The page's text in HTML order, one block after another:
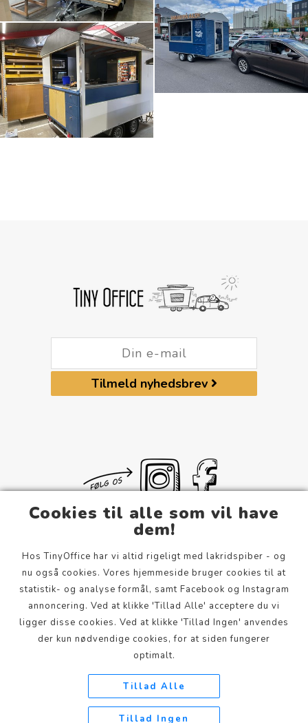
Tilmeld nyhedsbrev
Om Os
Privatlivspolitik
Jægergårdsgade 158B
8000 Aarhus C
Danmark
info@tinyoffice.dk
+45 21719331
Cookies til alle som vil have
dem!
Hos TinyOffice har vi altid rigeligt med lakridspiber - og
nu også cookies. Vores hjemmeside bruger cookies til at
statistik- og analyse formål, samt Facebook og Instagram
annoncering. Ved at klikke 'Tillad Alle' acceptere du vi
ligger disse cookies. Ved at klikke 'Tillad Ingen' anvendes
der kun nødvendige cookies, for at siden fungerer
optimalt.
Tillad Alle
Tillad Ingen